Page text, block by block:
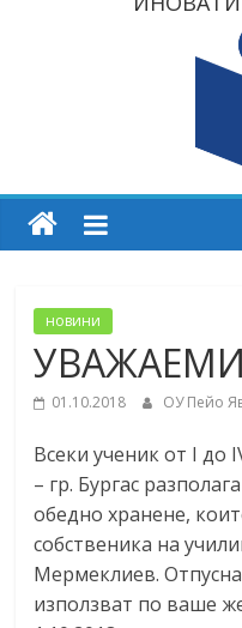
новини
01.10.2018 ОУ Пейо
Всеки ученик от I до
– гр. Бургас
обедно хранене,
собственика на
Мермеклиев.
използват по ваше